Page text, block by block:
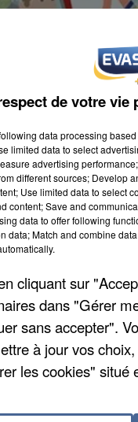
repris ses
en outre,
de votre
data processing
limited data to select
advertising
different sources; Develop
Use limited data to select
content; Save and
data to offer following
data; Match and combine
cliquant sur
dans "Gérer
sans accepter".
à jour vos
les cookies" situé